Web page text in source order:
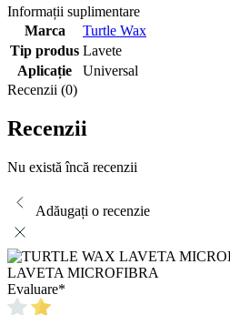
Informații suplimentare
Marca
Turtle Wax
Tip produs Lavete
Aplicație
Universal
Recenzii (0)
Recenzii
Nu există încă recenzii
Adăugați o recenzie
LAVETA MICROFIBRA
Evaluare*